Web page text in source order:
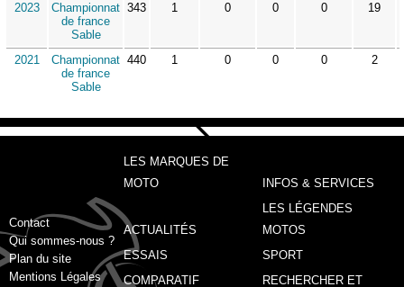
2023
Championnat
de france
Sable
343 1 0 0 0 19
2021
Championnat
de france
Sable
440 1 0 0 0 2
Contact
Qui sommes-nous ?
Plan du site
Mentions Légales
LES MARQUES DE
MOTO
INFOS & SERVICES
ACTUALITÉS
LES LÉGENDES
MOTOS
ESSAIS
SPORT
COMPARATIF
RECHERCHER ET